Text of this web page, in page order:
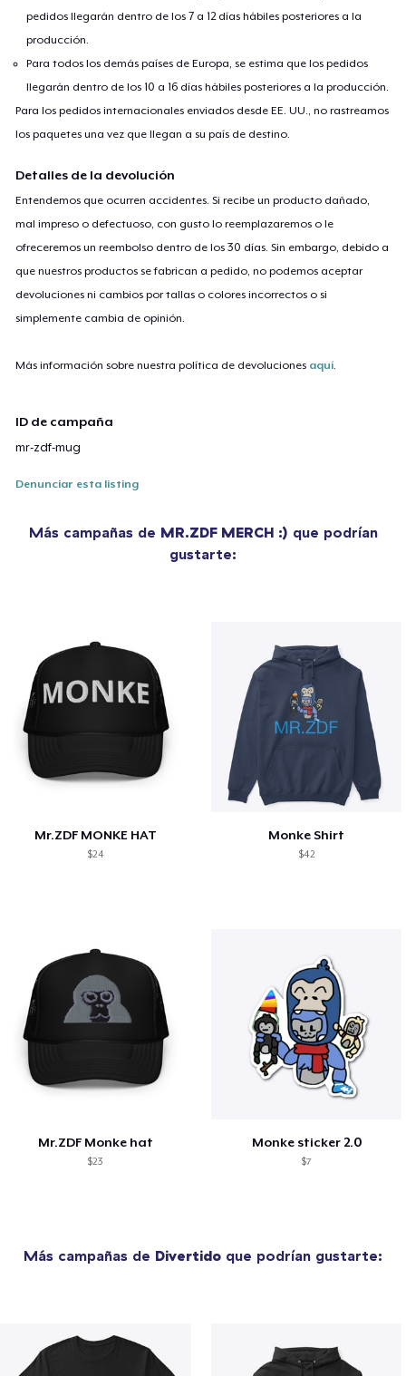
pedidos llegarán dentro de los 7 a 12 días hábiles posteriores a la
producción.
Para todos los demás países de Europa, se estima que los pedidos
llegarán dentro de los 10 a 16 días hábiles posteriores a la producción.
Para los pedidos internacionales enviados desde EE. UU., no rastreamos
los paquetes una vez que llegan a su país de destino.
Detalles de la devolución
Entendemos que ocurren accidentes. Si recibe un producto dañado,
mal impreso o defectuoso, con gusto lo reemplazaremos o le
ofreceremos un reembolso dentro de los 30 días. Sin embargo, debido a
que nuestros productos se fabrican a pedido, no podemos aceptar
devoluciones ni cambios por tallas o colores incorrectos o si
simplemente cambia de opinión.
Más información sobre nuestra política de devoluciones aquí.
ID de campaña
mr-zdf-mug
Denunciar esta listing
Más campañas de MR.ZDF MERCH :) que podrían
gustarte:
Mr.ZDF MONKE HAT
$24
Monke Shirt
$42
Mr.ZDF Monke hat
$23
Monke sticker 2.0
$7
Más campañas de Divertido que podrían gustarte: